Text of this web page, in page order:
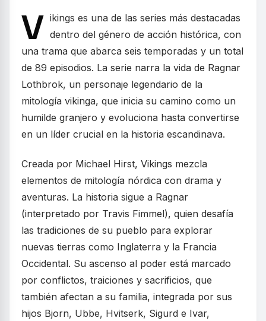
V ikings es una de las series más destacadas
dentro del género de acción histórica, con
una trama que abarca seis temporadas y un total
de 89 episodios. La serie narra la vida de Ragnar
Lothbrok, un personaje legendario de la
mitología vikinga, que inicia su camino como un
humilde granjero y evoluciona hasta convertirse
en un líder crucial en la historia escandinava.
Creada por Michael Hirst, Vikings mezcla
elementos de mitología nórdica con drama y
aventuras. La historia sigue a Ragnar
(interpretado por Travis Fimmel), quien desafía
las tradiciones de su pueblo para explorar
nuevas tierras como Inglaterra y la Francia
Occidental. Su ascenso al poder está marcado
por conflictos, traiciones y sacrificios, que
también afectan a su familia, integrada por sus
hijos Bjorn, Ubbe, Hvitserk, Sigurd e Ivar,